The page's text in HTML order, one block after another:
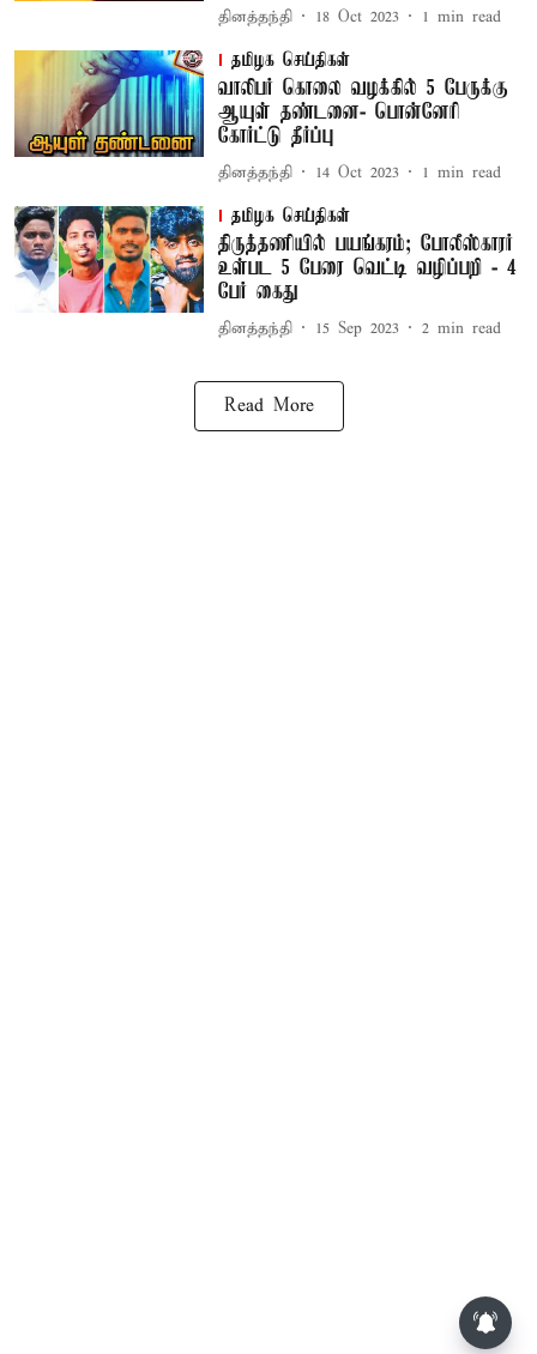
தினத்தந்தி 18 Oct 2023 1 min read
தமிழக செய்திகள்
வாலிபர் கொலை வழக்கில் 5 பேருக்கு
ஆயுள் தண்டனை- பொன்னேரி
கோர்ட்டு தீர்ப்பு
தினத்தந்தி 14 Oct 2023 1 min read
தமிழக செய்திகள்
திருத்தணியில் பயங்கரம்; போலீஸ்காரர்
உள்பட 5 பேரை வெட்டி வழிப்பறி - 4
பேர் கைது
தினத்தந்தி 15 Sep 2023 2 min read
Read More